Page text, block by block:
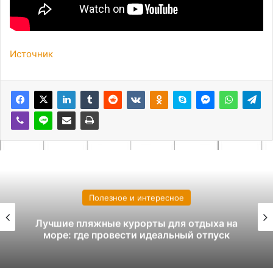
Источник
Полезное и интересное
россиян: возможности, условия и
перспективы